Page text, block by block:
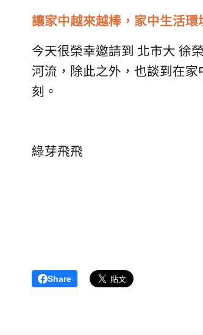
讓家中越來越棒，家中生活環
今天很榮幸邀請到 北市大 徐
河流，除此之外，也談到在
刻。
綠芽飛飛
Share